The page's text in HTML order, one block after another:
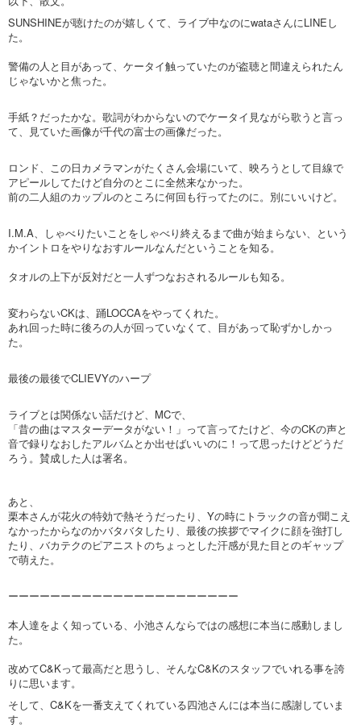
SUNSHINEが聴けたのが嬉しくて、ライブ中なのにwataさんにLINEし
た。
警備の人と目があって、ケータイ触っていたのが盗聴と間違えられたん
じゃないかと焦った。
手紙？だったかな。歌詞がわからないのでケータイ見ながら歌うと言っ
て、見ていた画像が千代の富士の画像だった。
ロンド、この日カメラマンがたくさん会場にいて、映ろうとして目線で
アピールしてたけど自分のとこに全然来なかった。
前の二人組のカップルのところに何回も行ってたのに。別にいいけど。
I.M.A、しゃべりたいことをしゃべり終えるまで曲が始まらない、という
かイントロをやりなおすルールなんだということを知る。
タオルの上下が反対だと一人ずつなおされるルールも知る。
変わらないCKは、踊LOCCAをやってくれた。
あれ回った時に後ろの人が回っていなくて、目があって恥ずかしかっ
た。
最後の最後でCLIEVYのハープ
ライブとは関係ない話だけど、MCで、
「昔の曲はマスターデータがない！」って言ってたけど、今のCKの声と
音で録りなおしたアルバムとか出せばいいのに！って思ったけどどうだ
ろう。賛成した人は署名。
あと、
栗本さんが花火の特効で熱そうだったり、Yの時にトラックの音が聞こえ
なかったからなのかバタバタしたり、最後の挨拶でマイクに顔を強打し
たり、バカテクのピアニストのちょっとした汗感が見た目とのギャップ
で萌えた。
ーーーーーーーーーーーーーーーーーーーーーー
本人達をよく知っている、小池さんならではの感想に本当に感動しまし
た。
改めてC&Kって最高だと思うし、そんなC&Kのスタッフでいれる事を誇
りに思います。
そして、C&Kを一番支えてくれている四池さんには本当に感謝していま
す。